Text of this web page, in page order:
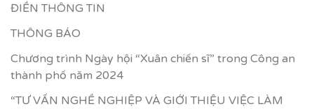
ĐIỀN THÔNG TIN
THÔNG BÁO
Chương trình Ngày hội “Xuân chiến sĩ” trong Công an
thành phố năm 2024
“TƯ VẤN NGHỀ NGHIỆP VÀ GIỚI THIỆU VIỆC LÀM